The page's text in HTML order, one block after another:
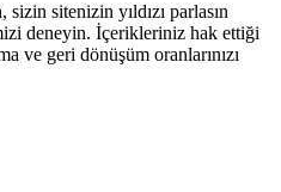
sizin sitenizin yıldızı parlasın
deneyin. İçerikleriniz hak ettiği
ve geri dönüşüm oranlarınızı